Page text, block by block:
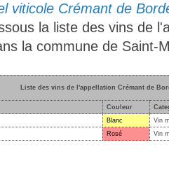
viticole Crémant de
la liste des vins de
la commune de Saint-
Liste des vins de l'appellation Crémant de
Couleur
Blanc
Vin
Rosé Vin